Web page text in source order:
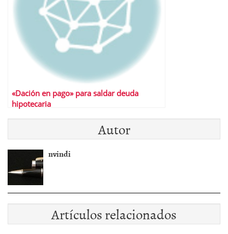
«Dación en pago» para saldar deuda
hipotecaria
Autor
nvindi
Artículos relacionados